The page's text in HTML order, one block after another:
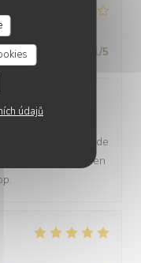
údajů
2/5 Kvalita / Cena 1/5
aan een paar
Moet eerlijk
was: la planche de
€4,80 voor een